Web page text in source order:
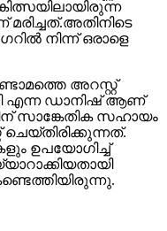
നിന്ന് ഒരാളെ
അറസ്റ്റ്
എന്ന ഡാനിഷ് ആണ്
സാങ്കേതിക സഹായം
ഉപയോഗിച്ച്